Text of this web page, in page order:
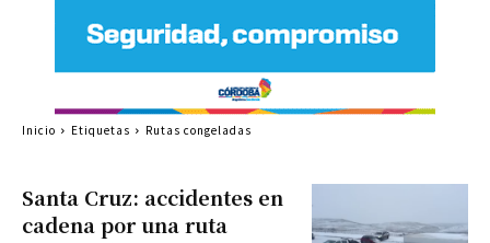
Santa Cruz: accidentes en
cadena por una ruta
Inicio Etiquetas Rutas congeladas